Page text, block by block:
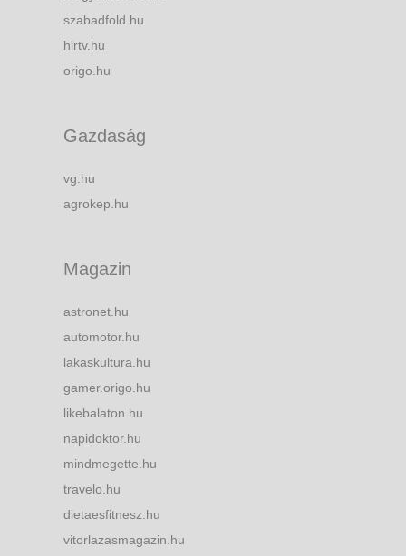
szabadfold.hu
hirtv.hu
origo.hu
Gazdaság
vg.hu
agrokep.hu
Magazin
astronet.hu
automotor.hu
lakaskultura.hu
gamer.origo.hu
likebalaton.hu
napidoktor.hu
mindmegette.hu
travelo.hu
dietaesfitnesz.hu
vitorlazasmagazin.hu